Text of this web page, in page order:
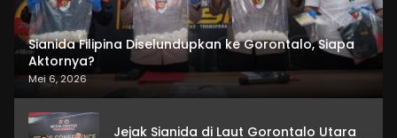
Sianida Filipina Diselundupkan ke Gorontalo, Siapa
Aktornya?
Mei 6, 2026
Jejak Sianida di Laut Gorontalo Utara